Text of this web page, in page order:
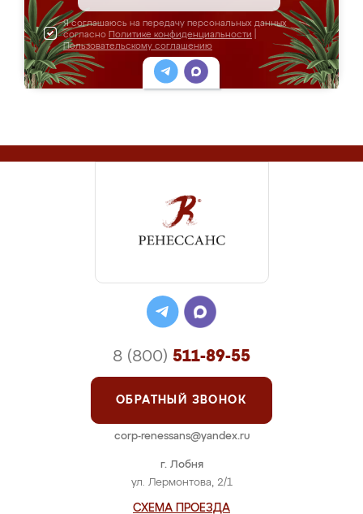
Я соглашаюсь на передачу персональных данных
согласно Политике конфиденциальности
Пользовательскому соглашению
г. Лобня
ул. Лермонтова, 2/1
СХЕМА ПРОЕЗДА
8 (800) 511-89-55
ОБРАТНЫЙ ЗВОНОК
corp-renessans@yandex.ru